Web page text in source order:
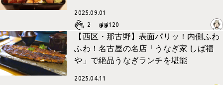
2025.09.01
2
120
【西区・那古野】表面パリッ！内側ふわ
ふわ！名古屋の名店「うなぎ家 しば福
や」で絶品うなぎランチを堪能
2025.04.11